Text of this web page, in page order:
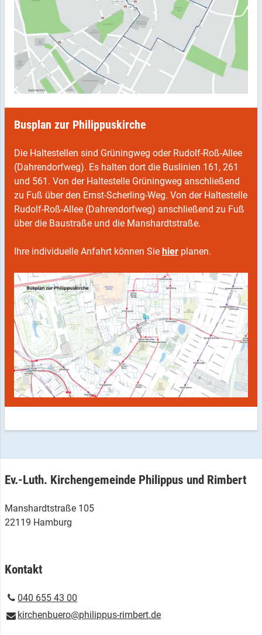
Busplan zur Philippuskirche
Die Haltestellen sind Grüningweg oder Rudolf-Roß-Allee
(Dahrendorfweg). Es halten dort die Buslinien 161, 261
und 561. Von der Haltestelle Grüningweg anschließend
zu Fuß über den Ernst-Scherling-Weg. Von der Haltestelle
Rudolf-Roß-Allee (Dahrendorfweg) anschließend zu Fuß
über die Baustraße und die Manshardtstraße.
Ihre individuelle Anfahrt können Sie hier planen.
Ev.-Luth. Kirchengemeinde Philippus und Rimbert
Manshardtstraße 105
22119 Hamburg
Kontakt
040 655 43 00
kirchenbuero@​philippus-rimbert.​de